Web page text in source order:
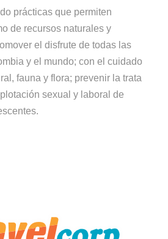
prácticas que permiten
de recursos naturales y
el disfrute de todas las
y el mundo; con el cuidado
fauna y flora; prevenir la trata
sexual y laboral de